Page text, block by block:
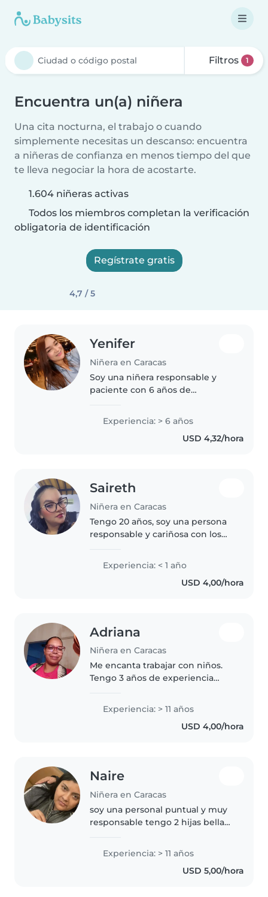
Filtros 1
Encuentra un(a) niñera
Una cita nocturna, el trabajo o cuando
simplemente necesitas un descanso: encuentra
a niñeras de confianza en menos tiempo del que
te lleva negociar la hora de acostarte.
1.604 niñeras activas
Todos los miembros completan la verificación
obligatoria de identificación
Regístrate gratis
4,7 / 5
Yenifer
Niñera en Caracas
Soy una niñera responsable y
paciente con 6 años de
bebés y niños pequeños. Tengo
certificación en primeros auxilios
y experiencia con niños con
Experiencia: > 6 años
USD 4,32/hora
Saireth
Niñera en Caracas
Tengo 20 años, soy una persona
responsable y cariñosa con los
tengo un título de primeros
auxilios y soy estudiante de..
Experiencia: < 1 año
USD 4,00/hora
Adriana
Niñera en Caracas
Me encanta trabajar con niños.
Tengo 3 años de experiencia
bebés y niños pequeños.
También tengo experiencia con
niños con necesidades
Experiencia: > 11 años
USD 4,00/hora
Naire
Niñera en Caracas
soy una personal puntual y muy
responsable tengo 2 hijas bellas
enfermería y una de 7 años
cursar 3 grado
Experiencia: > 11 años
USD 5,00/hora